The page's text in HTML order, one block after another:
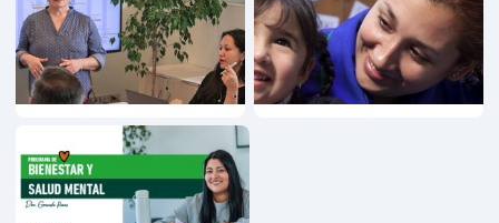
Emprendimiento,
Innovación y
Pymes